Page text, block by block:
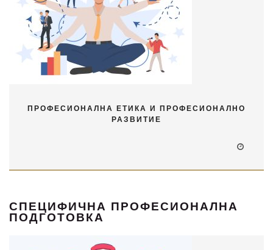
ПРОФЕСИОНАЛНА ЕТИКА И ПРОФЕСИОНАЛНО
РАЗВИТИЕ
СПЕЦИФИЧНА ПРОФЕСИОНАЛНА
ПОДГОТОВКА